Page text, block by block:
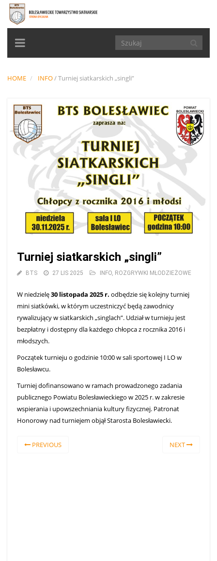
TOGGLE
NAVIGATION
HOME INFO/Turniej siatkarskich „singli”
Turniej siatkarskich „singli”
BTS 27 LIS 2025 INFO ROZGRYWKI MŁODZIEŻOWE
W niedzielę30 listopada 2025 r. odbędzie się kolejny turniej
mini siatkówki, w którym uczestniczyć będą zawodnicy
rywalizujący w siatkarskich „singlach”. Udział w turnieju jest
bezpłatny i dostępny dla każdego chłopca z rocznika 2016 i
młodszych.
Początek turnieju o godzinie 10:00 w sali sportowej I LO w
Bolesławcu.
Turniej dofinansowano w ramach prowadzonego zadania
publicznego Powiatu Bolesławieckiego w 2025 r. w zakresie
wspierania i upowszechniania kultury fizycznej. Patronat
Honorowy nad turniejem objął Starosta Bolesławiecki.
PREVIOUS NEXT